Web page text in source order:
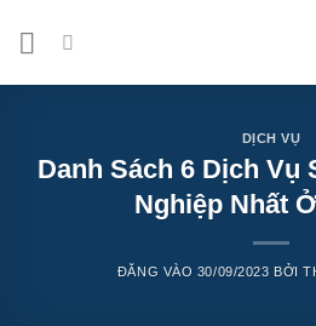
DỊCH VỤ
Danh Sách 6 Dịch Vụ
Nghiệp Nhất
ĐĂNG VÀO 30/09/2023 BỞI